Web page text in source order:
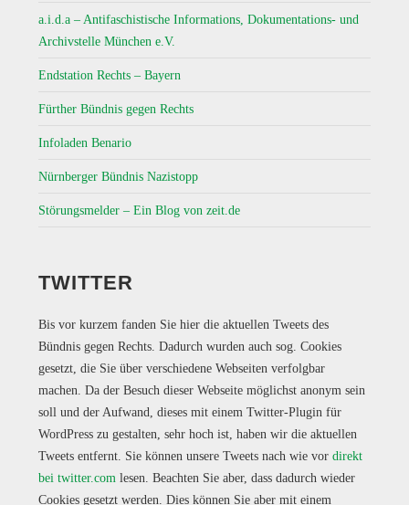
a.i.d.a – Antifaschistische Informations, Dokumentations- und
Archivstelle München e.V.
Endstation Rechts – Bayern
Fürther Bündnis gegen Rechts
Infoladen Benario
Nürnberger Bündnis Nazistopp
Störungsmelder – Ein Blog von zeit.de
TWITTER
Bis vor kurzem fanden Sie hier die aktuellen Tweets des
Bündnis gegen Rechts. Dadurch wurden auch sog. Cookies
gesetzt, die Sie über verschiedene Webseiten verfolgbar
machen. Da der Besuch dieser Webseite möglichst anonym sein
soll und der Aufwand, dieses mit einem Twitter-Plugin für
WordPress zu gestalten, sehr hoch ist, haben wir die aktuellen
Tweets entfernt. Sie können unsere Tweets nach wie vor direkt
bei twitter.com lesen. Beachten Sie aber, dass dadurch wieder
Cookies gesetzt werden. Dies können Sie aber mit einem